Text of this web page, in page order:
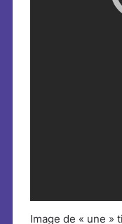
Image de « une »